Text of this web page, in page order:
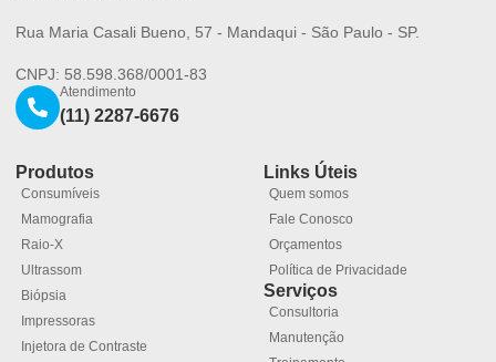
Rua Maria Casali Bueno, 57 - Mandaqui - São Paulo - SP.
CNPJ: 58.598.368/0001-83
Atendimento
(11) 2287-6676
Produtos
Consumíveis
Mamografia
Raio-X
Ultrassom
Biópsia
Impressoras
Injetora de Contraste
Links Úteis
Quem somos
Fale Conosco
Orçamentos
Política de Privacidade
Serviços
Consultoria
Manutenção